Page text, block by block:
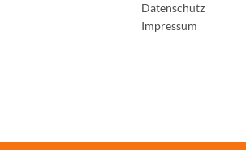
Datenschutz
Impressum